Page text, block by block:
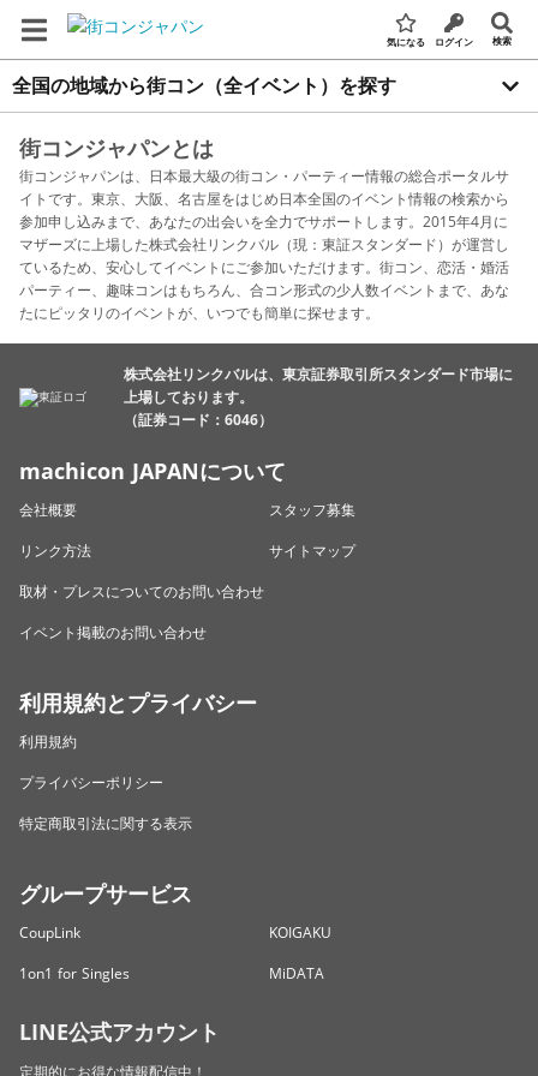
気になる ログイン 検索
全国の地域から街コン（全イベント）を探す
街コンジャパンとは
街コンジャパンは、日本最大級の街コン・パーティー情報の総合ポータルサ
イトです。東京、大阪、名古屋をはじめ日本全国のイベント情報の検索から
参加申し込みまで、あなたの出会いを全力でサポートします。2015年4月に
マザーズに上場した株式会社リンクバル（現：東証スタンダード）が運営し
ているため、安心してイベントにご参加いただけます。街コン、恋活・婚活
パーティー、趣味コンはもちろん、合コン形式の少人数イベントまで、あな
たにピッタリのイベントが、いつでも簡単に探せます。
株式会社リンクバルは、東京証券取引所スタンダード市場に
上場しております。
（証券コード：6046）
machicon JAPANについて
会社概要
スタッフ募集
リンク方法
サイトマップ
取材・プレスについてのお問い合わせ
イベント掲載のお問い合わせ
利用規約とプライバシー
利用規約
プライバシーポリシー
特定商取引法に関する表示
グループサービス
CoupLink
KOIGAKU
1on1 for Singles
MiDATA
LINE公式アカウント
定期的にお得な情報配信中！